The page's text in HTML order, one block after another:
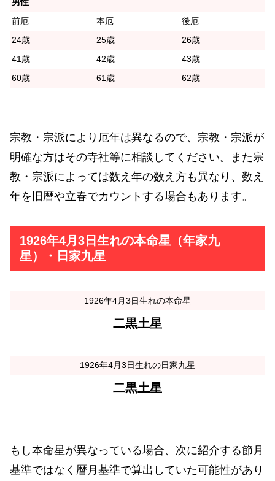
前厄
本厄
後厄
24歳
25歳
26歳
41歳
42歳
43歳
60歳
61歳 62歳
宗教・宗派により厄年は異なるので、宗教・宗派が
明確な方はその寺社等に相談してください。また宗
教・宗派によっては数え年の数え方も異なり、数え
年を旧暦や立春でカウントする場合もあります。
1926年4月3日生れの本命星（年家九
星）・日家九星
1926年4月3日生れの本命星
二黒土星
1926年4月3日生れの日家九星
二黒土星
もし本命星が異なっている場合、次に紹介する節月
基準ではなく暦月基準で算出していた可能性があり